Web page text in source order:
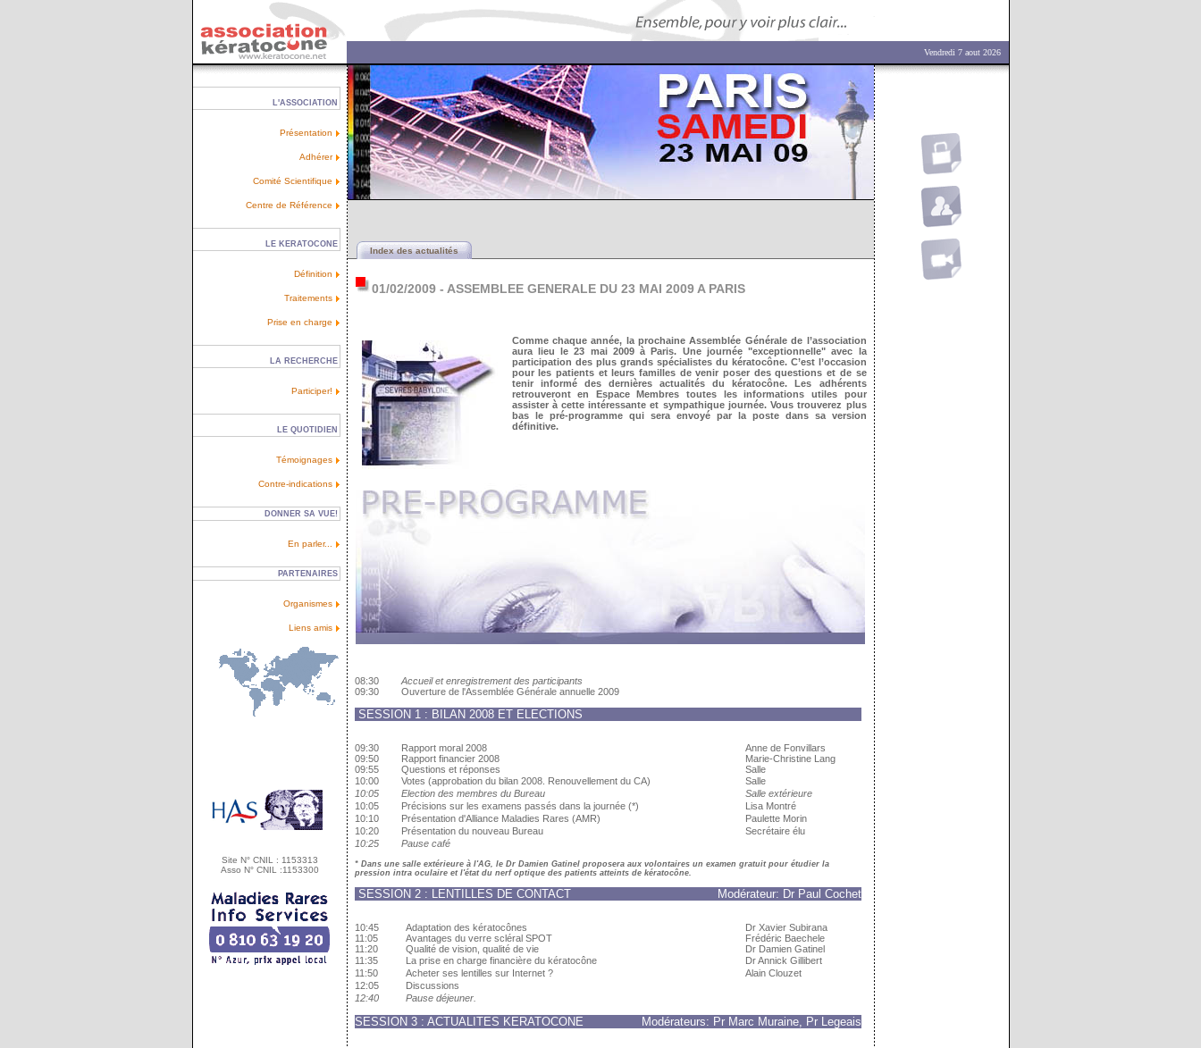
Vendredi 7 aout 2026
L'ASSOCIATION
Présentation
Adhérer
Comité Scientifique
Centre de Référence
LE KERATOCONE
Définition
Traitements
Prise en charge
LA RECHERCHE
Participer!
LE QUOTIDIEN
Témoignages
Contre-indications
DONNER SA VUE!
En parler...
PARTENAIRES
Organismes
Liens amis
Site N° CNIL : 1153313
Asso N° CNIL :1153300
Index des actualités
01/02/2009 - ASSEMBLEE GENERALE DU 23 MAI 2009 A PARIS
Comme chaque année, la prochaine Assemblée Générale de l’association
aura lieu le 23 mai 2009 à Paris. Une journée "exceptionnelle" avec la
participation des plus grands spécialistes du kératocône. C’est l’occasion
pour les patients et leurs familles de venir poser des questions et de se
tenir informé des dernières actualités du kératocône. Les adhérents
retrouveront en Espace Membres toutes les informations utiles pour
assister à cette intéressante et sympathique journée. Vous trouverez plus
bas le pré-programme qui sera envoyé par la poste dans sa version
définitive.
08:30
Accueil et enregistrement des participants
09:30
Ouverture de l'Assemblée Générale annuelle 2009
SESSION 1 : BILAN 2008 ET ELECTIONS
09:30 Rapport moral 2008
Anne de Fonvillars
09:50
Rapport financier 2008
Marie-Christine Lang
09:55
Questions et réponses
Salle
10:00
Votes (approbation du bilan 2008. Renouvellement du CA)
Salle
10:05
Election des membres du Bureau
Salle extérieure
10:05
Précisions sur les examens passés dans la journée (*)
Lisa Montré
10:10
Présentation d'Alliance Maladies Rares (AMR)
Paulette Morin
10:20
Présentation du nouveau Bureau
Secrétaire élu
10:25
Pause café
* Dans une salle extérieure à l'AG, le Dr Damien Gatinel proposera aux volontaires un examen gratuit pour étudier la
pression intra oculaire et l'état du nerf optique des patients atteints de kératocône.
SESSION 2 : LENTILLES DE CONTACT Modérateur: Dr Paul Cochet
10:45 Adaptation des kératocônes
Dr Xavier Subirana
11:05
Avantages du verre scléral SPOT
Frédéric Baechele
11:20
Qualité de vision, qualité de vie
Dr Damien Gatinel
11:35
La prise en charge financière du kératocône
Dr Annick Gillibert
11:50
Acheter ses lentilles sur Internet ?
Alain Clouzet
12:05
Discussions
12:40
Pause déjeuner.
SESSION 3 : ACTUALITES KERATOCONE Modérateurs: Pr Marc Muraine, Pr Legeais